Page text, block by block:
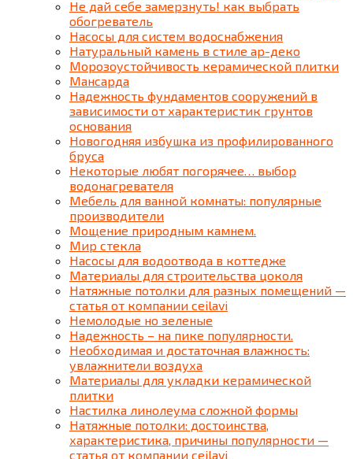
Не дай себе замерзнуть! как выбрать
обогреватель
Насосы для систем водоснабжения
Натуральный камень в стиле ар-деко
Морозоустойчивость керамической плитки
Мансарда
Надежность фундаментов сооружений в
зависимости от характеристик грунтов
основания
Новогодняя избушка из профилированного
бруса
Некоторые любят погорячее… выбор
водонагревателя
Мебель для ванной комнаты: популярные
производители
Мощение природным камнем.
Мир стекла
Насосы для водоотвода в коттедже
Материалы для строительства цоколя
Натяжные потолки для разных помещений —
статья от компании ceilavi
Немолодые но зеленые
Надежность – на пике популярности.
Необходимая и достаточная влажность:
увлажнители воздуха
Материалы для укладки керамической
плитки
Настилка линолеума сложной формы
Натяжные потолки: достоинства,
характеристика, причины популярности —
статья от компании ceilavi